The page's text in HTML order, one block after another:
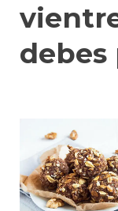
debes